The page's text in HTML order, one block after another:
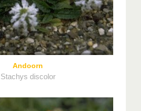
Andoorn
Stachys discolor